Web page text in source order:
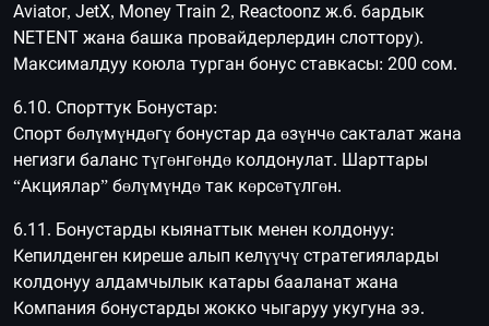
Aviator, JetX, Money Train 2, Reactoonz ж.б. бардык
NETENT жана башка провайдерлердин слоттору).
Максималдуу коюла турган бонус ставкасы: 200 сом.
6.10. Спорттук Бонустар:
Спорт бөлүмүндөгү бонустар да өзүнчө сакталат жана
негизги баланс түгөнгөндө колдонулат. Шарттары
“Акциялар” бөлүмүндө так көрсөтүлгөн.
6.11. Бонустарды кыянаттык менен колдонуу:
Кепилденген киреше алып келүүчү стратегияларды
колдонуу алдамчылык катары бааланат жана
Компания бонустарды жокко чыгаруу укугуна ээ.